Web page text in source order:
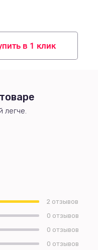
в 1 клик
легче.
2 отзывов
0 отзывов
0 отзывов
0 отзывов